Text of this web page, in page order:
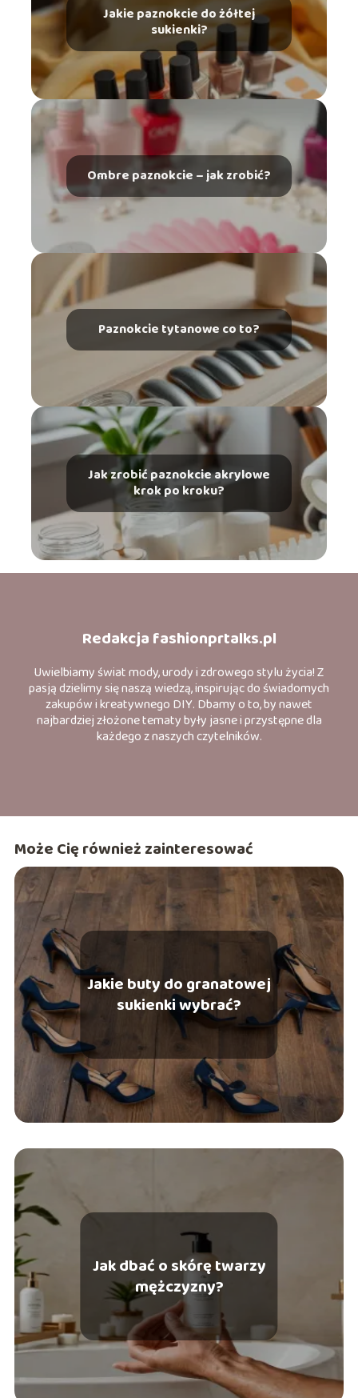
Jakie paznokcie do żółtej
sukienki?
Ombre paznokcie – jak zrobić?
Paznokcie tytanowe co to?
Jak zrobić paznokcie akrylowe
krok po kroku?
Redakcja fashionprtalks.pl
Uwielbiamy świat mody, urody i zdrowego stylu życia! Z
pasją dzielimy się naszą wiedzą, inspirując do świadomych
zakupów i kreatywnego DIY. Dbamy o to, by nawet
najbardziej złożone tematy były jasne i przystępne dla
każdego z naszych czytelników.
Może Cię również zainteresować
Jakie buty do granatowej
sukienki wybrać?
Jak dbać o skórę twarzy
mężczyzny?